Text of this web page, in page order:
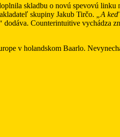
skladbu o novú spevovú linku
skupiny Jakub Tirčo.
„A
dodáva. Counterintuitive vychádza
v holandskom Baarlo.